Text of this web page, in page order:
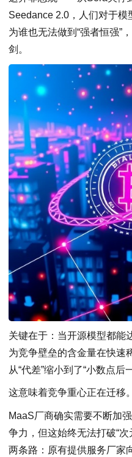
Seedance 2.0，人们对于模
为谁也无法做到“强者恒强”
剑。
关键在于：当开源模型都能
为竞争壁垒的含金量在快速
从“代差”缩小到了“小数点后
这意味着竞争重心正在迁移。
MaaS厂商确实需要不断加
争力，但这始终无法打破“
两条路：原有提供服务厂家